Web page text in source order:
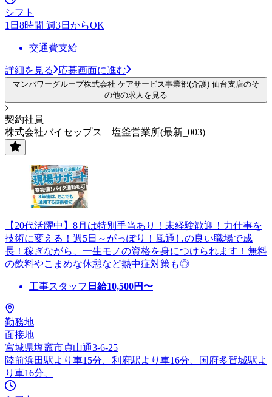
シフト
1日8時間 週3日からOK
交通費支給
詳細を見る 応募画面に進む
マンパワーグループ株式会社 ケアサービス事業部(介護) 仙台支店のそ
の他の求人を見る
契約社員
株式会社バイセップス 塩釜営業所(最新_003)
【20代活躍中】8月は特別手当あり！未経験歓迎！力仕事を
技術に変える！週5日～がっぽり！風通しの良い職場で成
長！稼ぎながら、一生モノの資格を身につけられます！無料
の飲料やこまめな休憩など熱中症対策も◎
工事スタッフ 日給10,500円〜
勤務地
面接地
宮城県塩竈市貞山通3-6-25
陸前浜田駅より車15分、利府駅より車16分、国府多賀城駅よ
り車16分、